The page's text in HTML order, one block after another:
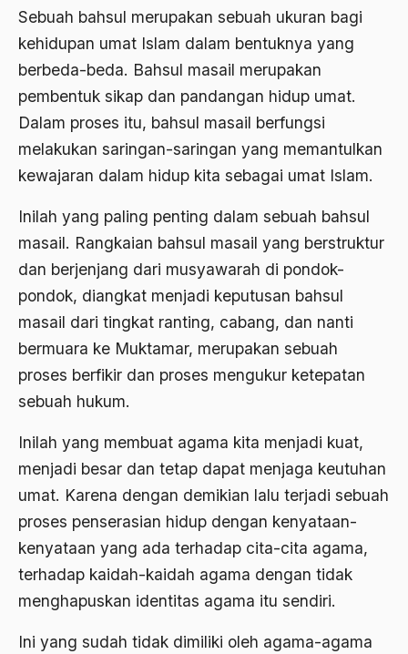
Sebuah bahsul merupakan sebuah ukuran bagi
kehidupan umat Islam dalam bentuknya yang
berbeda-beda. Bahsul masail merupakan
pembentuk sikap dan pandangan hidup umat.
Dalam proses itu, bahsul masail berfungsi
melakukan saringan-saringan yang memantulkan
kewajaran dalam hidup kita sebagai umat Islam.
Inilah yang paling penting dalam sebuah bahsul
masail. Rangkaian bahsul masail yang berstruktur
dan berjenjang dari musyawarah di pondok-
pondok, diangkat menjadi keputusan bahsul
masail dari tingkat ranting, cabang, dan nanti
bermuara ke Muktamar, merupakan sebuah
proses berfikir dan proses mengukur ketepatan
sebuah hukum.
Inilah yang membuat agama kita menjadi kuat,
menjadi besar dan tetap dapat menjaga keutuhan
umat. Karena dengan demikian lalu terjadi sebuah
proses penserasian hidup dengan kenyataan-
kenyataan yang ada terhadap cita-cita agama,
terhadap kaidah-kaidah agama dengan tidak
menghapuskan identitas agama itu sendiri.
Ini yang sudah tidak dimiliki oleh agama-agama
1993
1991
1990
1986
1985
1983
1982
1981
1980
1978
1977
1976
1975
adat
Adat dan Syari'at
Adat Ngada
Adat Pra-Islam
Adi Sasono
Adil dan Makmur
Adipati Unus
Administrasi Negara
Adnan Buyung Nasution
Adopsi
Adu Pinalti
Advisors
Aera-Europa
Afganistan
Afiliasi Kultural